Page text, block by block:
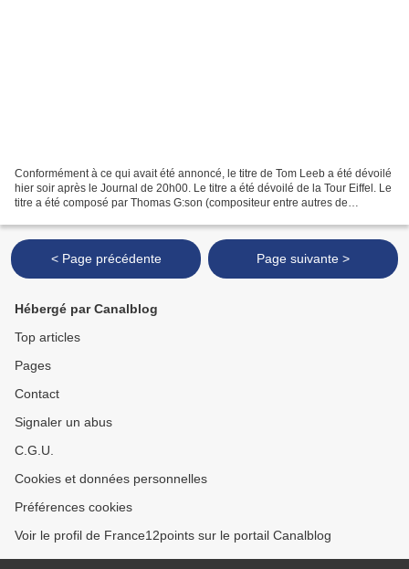
Conformément à ce qui avait été annoncé, le titre de Tom Leeb a été dévoilé
hier soir après le Journal de 20h00. Le titre a été dévoilé de la Tour Eiffel. Le
titre a été composé par Thomas G:son (compositeur entre autres de
< Page précédente Page suivante >
Hébergé par Canalblog
Top articles
Pages
Contact
Signaler un abus
C.G.U.
Cookies et données personnelles
Préférences cookies
Voir le profil de France12points sur le portail Canalblog